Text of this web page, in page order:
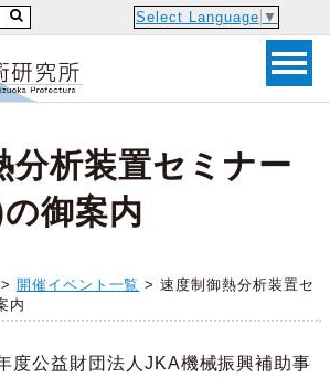
Select Language ▼
分析装置セミナー
御案内
> 開催イベント一覧 > 速度制御熱分析装置セ
内
度公益財団法人JKA機械振興補助事